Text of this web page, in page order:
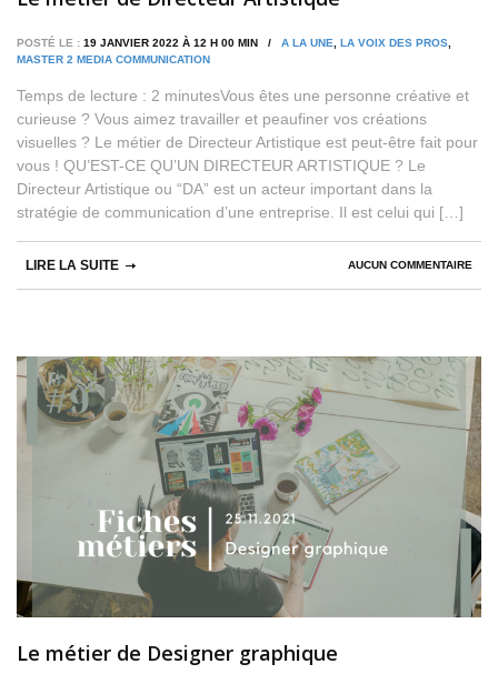
POSTÉ LE : 19 JANVIER 2022 À 12 H 00 MIN / A LA UNE LA VOIX DES PROS
MASTER 2 MEDIA COMMUNICATION
Temps de lecture : 2 minutesVous êtes une personne créative et
curieuse ? Vous aimez travailler et peaufiner vos créations
visuelles ? Le métier de Directeur Artistique est peut-être fait pour
vous ! QU’EST-CE QU’UN DIRECTEUR ARTISTIQUE ? Le
Directeur Artistique ou “DA” est un acteur important dans la
stratégie de communication d’une entreprise. Il est celui qui […]
AUCUN COMMENTAIRE
LIRE LA SUITE
Le métier de Designer graphique